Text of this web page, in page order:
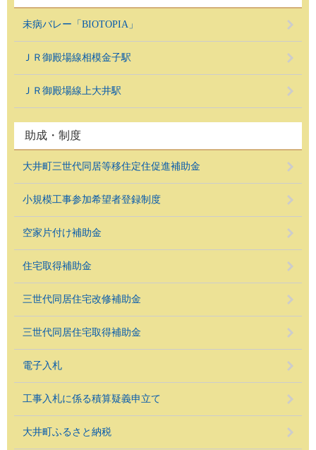
未病バレー「BIOTOPIA」
ＪＲ御殿場線相模金子駅
ＪＲ御殿場線上大井駅
助成・制度
大井町三世代同居等移住定住促進補助金
小規模工事参加希望者登録制度
空家片付け補助金
住宅取得補助金
三世代同居住宅改修補助金
三世代同居住宅取得補助金
電子入札
工事入札に係る積算疑義申立て
大井町ふるさと納税